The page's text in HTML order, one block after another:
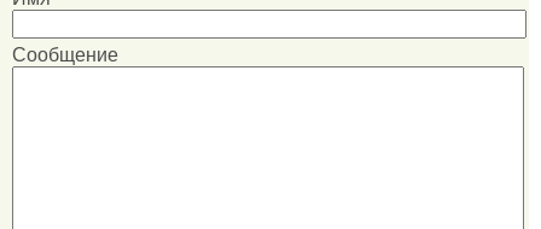
Сообщение